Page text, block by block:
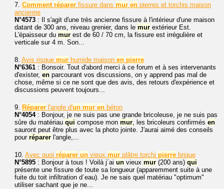
7. Comment réparer fissure dans mur en pierres et torchis maison
ancienne
N°4573 : Il s'agit d'une très ancienne fissure à l'intérieur d'une maison
datant de 300 ans, niveau grenier, dans le mur extérieur Est.
L'épaisseur du mur est de 60 / 70 cm, la fissure est irrégulière et
verticale sur 4 m. Son...
8. Avis risque mur humide maison en pierre
N°6361 : Bonsoir. Tout d'abord merci à ce forum et à ses intervenants
d'exister, en parcourant vos discussions, on y apprend pas mal de
chose, même si ce ne sont que des avis, des retours d'expérience et
discussions peuvent toujours...
9. Réparer l'angle d'un mur en béton
N°4054: Bonjour, je ne suis pas une grande bricoleuse, je ne suis pas
sûre du matériau qui compose mon mur , les bricoleurs confirmés en
sauront peut être plus avec la photo jointe. J'aurai aimé des conseils
pour réparer l'angle,...
10. Avec quoi réparer un vieux mur plâtre torchi pierre brique
N°5895 : Bonjour à tous ! Voilà j´ai un vieux mur (200 ans) qui
présente une fissure de toute sa longueur (apparemment suite à une
fuite du toit infiltration d´eau). Je ne sais quel matériau "optimum"
utiliser sachant que je ne...